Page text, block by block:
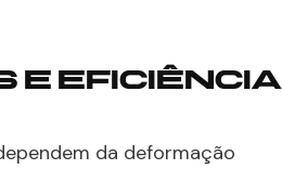
E EFICIÊNCIA
da deformação